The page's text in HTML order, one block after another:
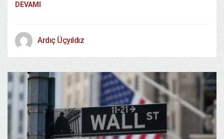
DEVAMI
Ardıç Üçyıldız